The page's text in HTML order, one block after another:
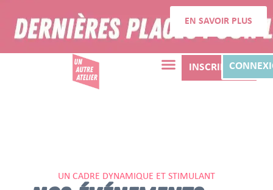
EN SAVOIR PLUS
INSCRIPTION
UN CADRE DYNAMIQUE ET STIMULANT